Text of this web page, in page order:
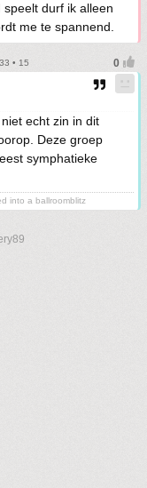
durf ik alleen
me te spannend.
• 15
echt zin in dit
Deze groep
symphatieke
into a ballroomblitz